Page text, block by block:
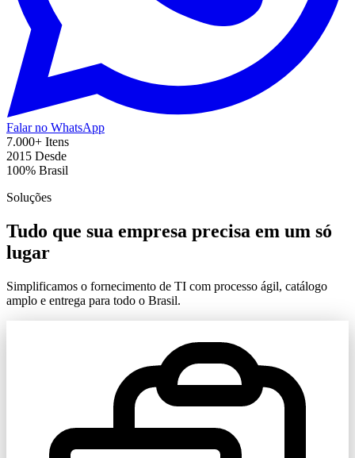
Falar no WhatsApp
7.000+ Itens
2015 Desde
100% Brasil
Soluções
Tudo que sua empresa precisa em um só
lugar
Simplificamos o fornecimento de TI com processo ágil, catálogo
amplo e entrega para todo o Brasil.